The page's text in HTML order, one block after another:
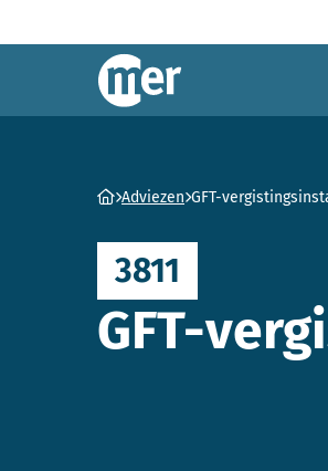
Commissie mer
Ga naar homepage
Adviezen GFT-
3811
GFT-